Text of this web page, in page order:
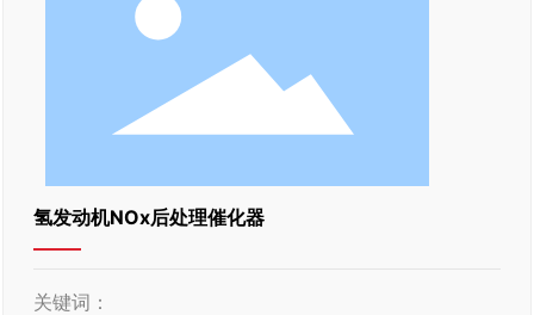
氢发动机NOx后处理催化器
关键词：